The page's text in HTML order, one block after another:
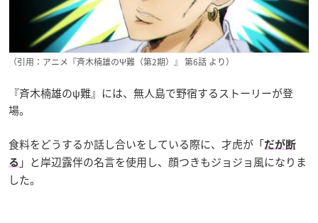
（引用：アニメ『斉木楠雄のΨ難（第2期）』 第6話 より）
『斉木楠雄のψ難』には、無人島で野宿するストーリーが登
場。
食料をどうするか話し合いをしている際に、才虎が「だが断
る 」と岸辺露伴の名言を使用し、顔つきもジョジョ風になりま
した。